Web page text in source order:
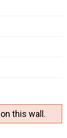
this wall.